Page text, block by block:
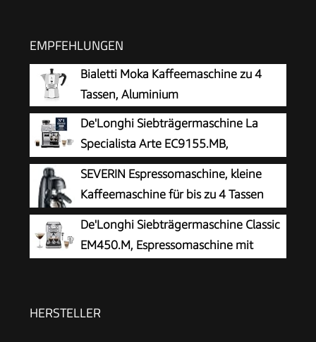
EMPFEHLUNGEN
Bialetti Moka Kaffeemaschine zu 4
Tassen, Aluminium
De'Longhi Siebträgermaschine La
Specialista Arte EC9155.MB,
Espressomaschine mit Mahlwerk, 8
Mahlgrade, 15 Bar, 3 Temperaturen,
Milchschaumdüse, 1550W, 1,7L Tank,
Edelstahl/Schwarz inkl. Barista-Kit
SEVERIN Espressomaschine, kleine
Kaffeemaschine für bis zu 4 Tassen
Espresso, Kaffeemaschine mit
Milchschäumer für Kaffee-Milch-
Spezialitäten, ideal für Singles, schwarz, KA
De'Longhi Siebträgermaschine Classic
EM450.M, Espressomaschine mit
Edelstahl/Metall
HERSTELLER